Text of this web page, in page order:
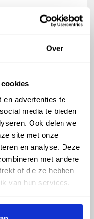
Over
en advertenties te
media te bieden
Ook delen we
site met onze
en analyse. Deze
met andere
of die ze hebben
van hun services.
HULP
eigen transport